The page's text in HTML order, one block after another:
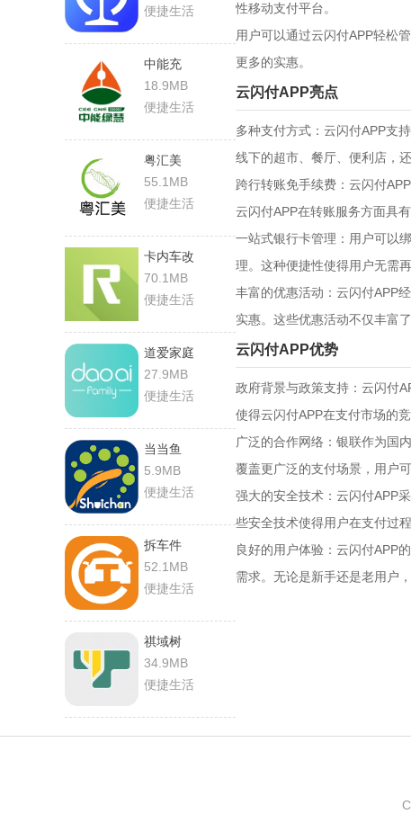
便捷生活
中能充
18.9MB
便捷生活
粤汇美
55.1MB
便捷生活
卡内车改
70.1MB
便捷生活
道爱家庭
27.9MB
便捷生活
当当鱼
5.9MB
便捷生活
拆车件
52.1MB
便捷生活
祺域树
34.9MB
便捷生活
性移动支付平台。
用户可以通过云闪付APP轻松
更多的实惠。
云闪付APP‌亮点‌
多种支付方式‌：云闪付APP支
线下的超市、餐厅、便利店，
跨行转账免手续费‌：云闪付
云闪付APP在转账服务方面具有
一站式银行卡管理‌：用户可以
理。这种便捷性使得用户无需
丰富的优惠活动‌：云闪付APP
实惠。这些优惠活动不仅丰富
云闪付APP‌优势‌
政府背景与政策支持‌：云闪付
使得云闪付APP在支付市场的
广泛的合作网络‌：银联作为国
覆盖更广泛的支付场景，用户
强大的安全技术‌：云闪付APP
些安全技术使得用户在支付过
良好的用户体验‌：云闪付APP
需求。无论是新手还是老用户